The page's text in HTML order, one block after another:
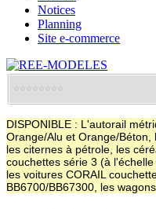
Notices
Planning
Site e-commerce
DISPONIBLE : L'autorail
Orange/Alu et Orange/Béton,
les citernes à pétrole, les
couchettes série 3 (à
les voitures CORAIL
BB6700/BB67300, les